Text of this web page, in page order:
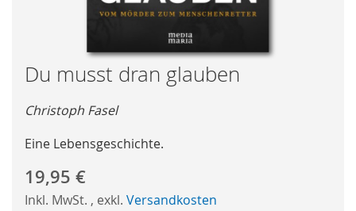
Skip
to
the
beginning
of
images
gallery
Du musst dran glauben
Christoph Fasel
Eine Lebensgeschichte.
19,95 €
Inkl. MwSt. , exkl. Versandkosten